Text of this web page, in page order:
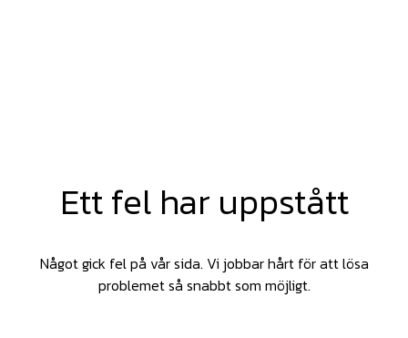
Ett fel har uppstått
Något gick fel på vår sida. Vi jobbar hårt för att lösa
problemet så snabbt som möjligt.